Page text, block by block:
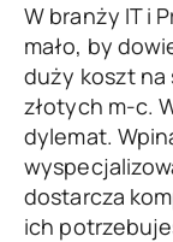
W branży IT i
mało, by
duży koszt na
złotych m-c.
dylemat.
dostarcza
ich